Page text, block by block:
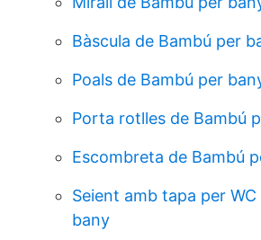
Bàscula de Bambú per
Poals de Bambú per
Porta rotlles de Bambú
Escombreta de Bambú
Seient amb tapa per
bany